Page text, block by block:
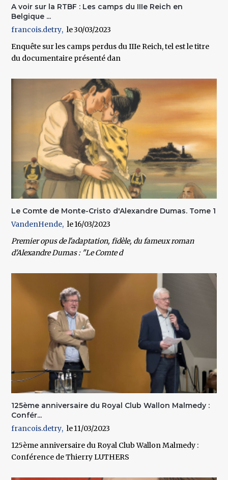
A voir sur la RTBF : Les camps du IIIe Reich en
Belgique ...
francois.detry
30/03/2023
Enquête sur les camps perdus du IIIe Reich, tel est le titre
du documentaire présenté dan
Le Comte de Monte-Cristo d'Alexandre Dumas. Tome 1
VandenHende
16/03/2023
Premier opus de l'adaptation, fidèle, du fameux roman
d'Alexandre Dumas : "Le Comte d
125ème anniversaire du Royal Club Wallon Malmedy :
Confér...
francois.detry
11/03/2023
125ème anniversaire du Royal Club Wallon Malmedy :
Conférence de Thierry LUTHERS